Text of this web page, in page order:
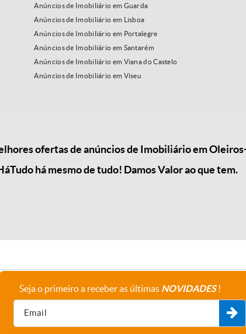
Anúncios de Imobiliário em Guarda
Anúncios de Imobiliário em Lisboa
Anúncios de Imobiliário em Portalegre
Anúncios de Imobiliário em Santarém
Anúncios de Imobiliário em Viana do Castelo
Anúncios de Imobiliário em Viseu
ofertas de anúncios de Imobiliário em
há mesmo de tudo! Damos Valor ao que tem.
A empresa
Seja o primeiro a receber as últimas NOVIDADES!